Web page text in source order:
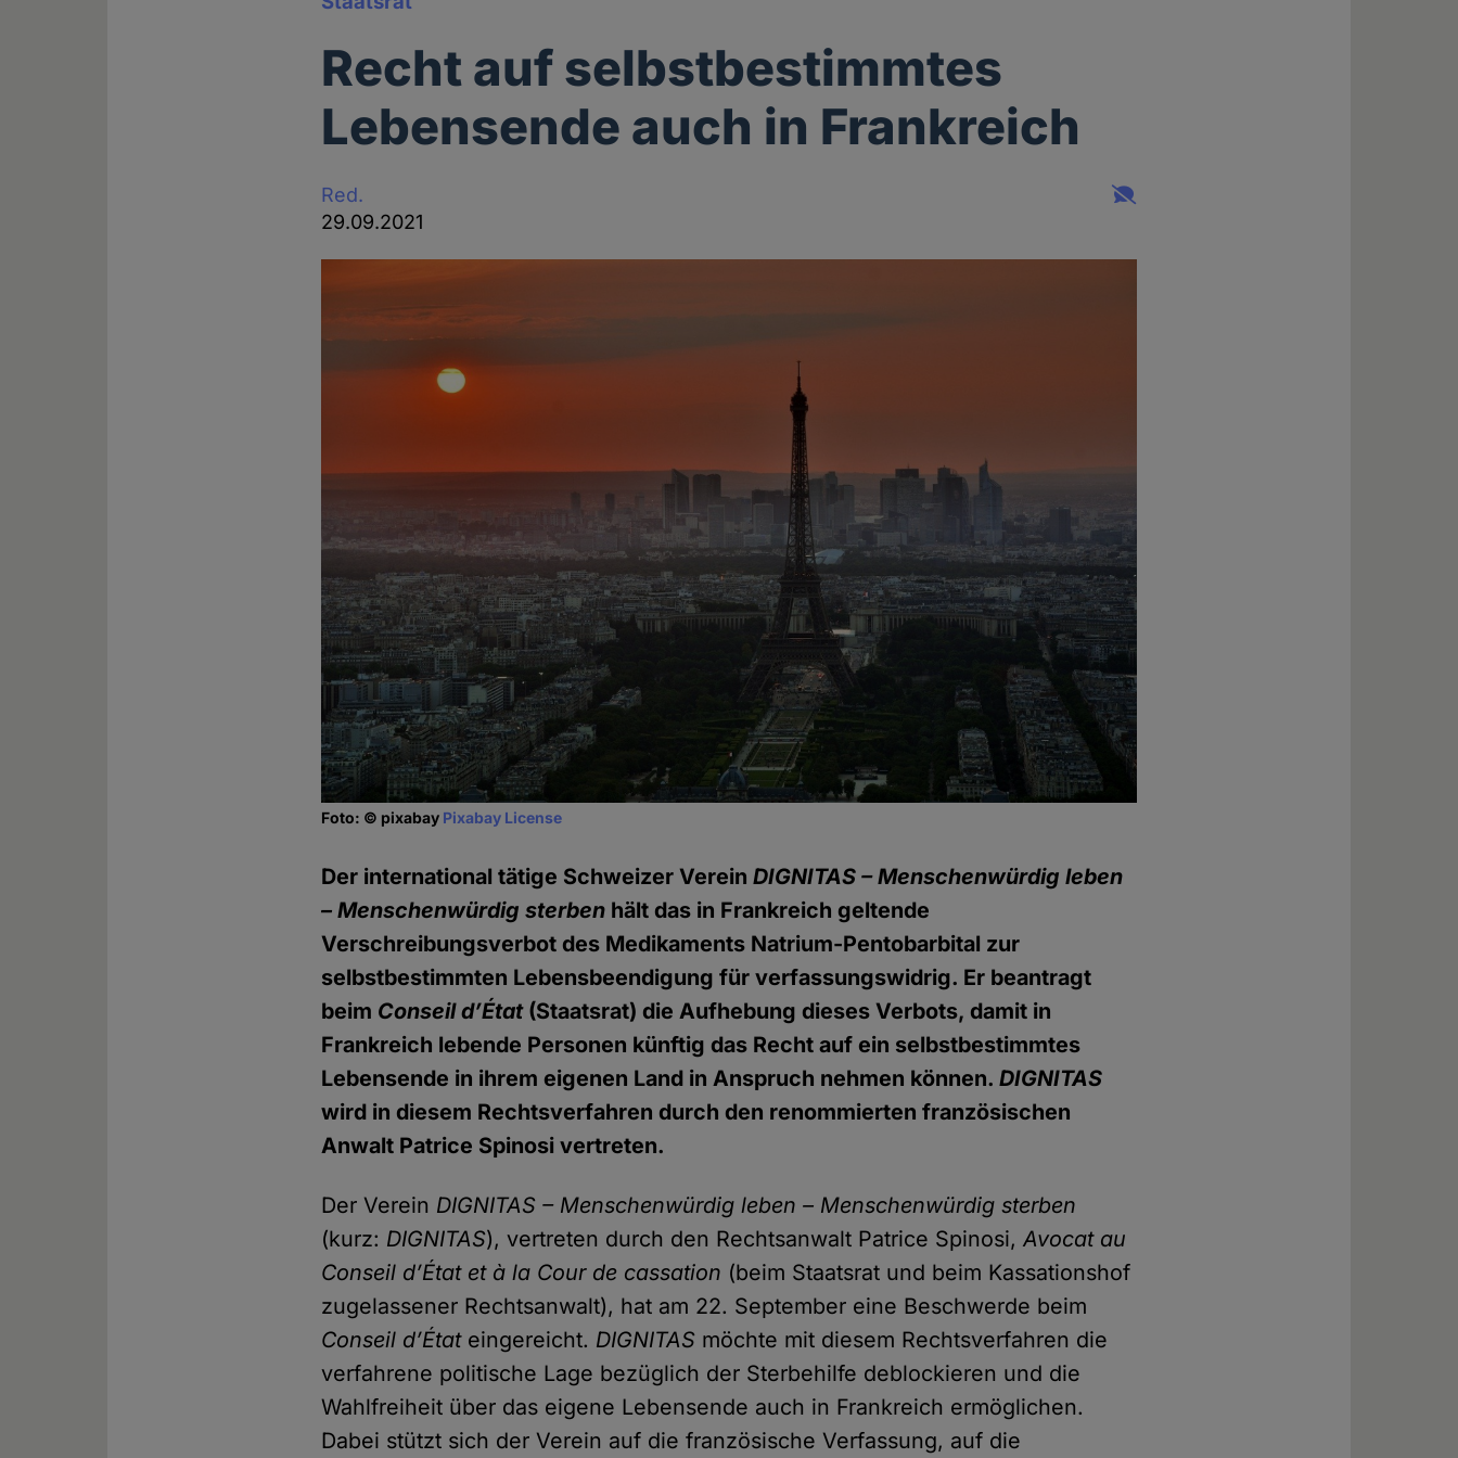
Recht auf selbstbestimmtes
Lebensende auch in Frankreich
Red.
29.09.2021
Foto: © pixabay Pixabay License
Der international tätige Schweizer VereinDIGNITAS – Menschenwürdig leben
– Menschenwürdig sterben hält das in Frankreich geltende
Verschreibungsverbot des Medikaments Natrium-Pentobarbital zur
selbstbestimmten Lebensbeendigung für verfassungswidrig. Er beantragt
beim Conseil d’État(Staatsrat) die Aufhebung dieses Verbots, damit in
Frankreich lebende Personen künftig das Recht auf ein selbstbestimmtes
Lebensende in ihrem eigenen Land in Anspruch nehmen können.DIGNITAS
wird in diesem Rechtsverfahren durch den renommierten französischen
Anwalt Patrice Spinosi vertreten.
Der Verein DIGNITAS – Menschenwürdig leben – Menschenwürdig sterben
(kurz: DIGNITAS), vertreten durch den Rechtsanwalt Patrice Spinosi,Avocat au
Conseil d’État et à la Cour de cassation (beim Staatsrat und beim Kassationshof
zugelassener Rechtsanwalt), hat am 22. September eine Beschwerde beim
Conseil d’Étateingereicht. DIGNITAS möchte mit diesem Rechtsverfahren die
verfahrene politische Lage bezüglich der Sterbehilfe deblockieren und die
Wahlfreiheit über das eigene Lebensende auch in Frankreich ermöglichen.
Dabei stützt sich der Verein auf die französische Verfassung, auf die